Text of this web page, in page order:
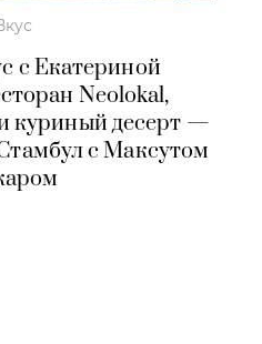
с Екатериной
Neolokal,
куриный десерт —
с Максутом